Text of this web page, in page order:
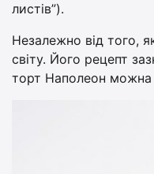
листів”).
Незалежно від того,
світу. Його рецепт
торт Наполеон можна